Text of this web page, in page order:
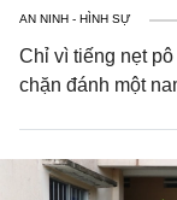
AN NINH - HÌNH SỰ
Chỉ vì tiếng nẹt
chặn đánh một